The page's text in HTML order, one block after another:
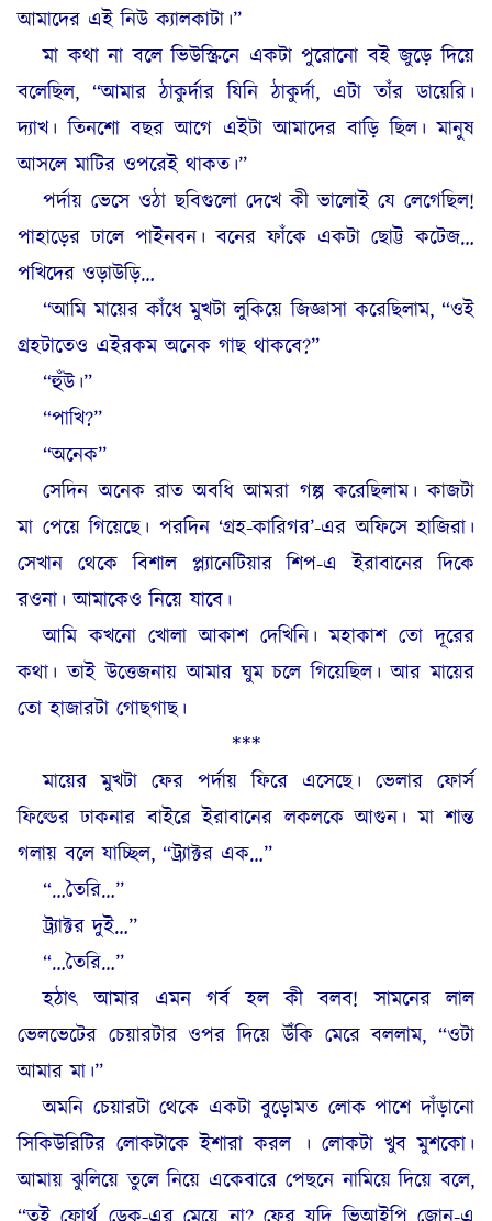
আমাদের এই নিউ ক্যালকাটা।”
মা কথা না বলে ভিউস্ক্রিনে একটা পুরোনো বই জুড়ে দিয়ে
বলেছিল, “আমার ঠাকুর্দার যিনি ঠাকুর্দা, এটা তাঁর ডায়েরি।
দ্যাখ। তিনশো বছর আগে এইটা আমাদের বাড়ি ছিল। মানুষ
আসলে মাটির ওপরেই থাকত।”
পর্দায় ভেসে ওঠা ছবিগুলো দেখে কী ভালোই যে লেগেছিল!
পাহাড়ের ঢালে পাইনবন। বনের ফাঁকে একটা ছোট্ট কটেজ…
পখিদের ওড়াউড়ি…
“আমি মায়ের কাঁধে মুখটা লুকিয়ে জিজ্ঞাসা করেছিলাম, “ওই
গ্রহটাতেও এইরকম অনেক গাছ থাকবে?”
“হুঁউ।”
“পাখি?”
“অনেক”
সেদিন অনেক রাত অবধি আমরা গল্প করেছিলাম। কাজটা
মা পেয়ে গিয়েছে। পরদিন ‘গ্রহ-কারিগর’-এর অফিসে হাজিরা।
সেখান থেকে বিশাল প্ল্যানেটিয়ার শিপ-এ ইরাবানের দিকে
রওনা। আমাকেও নিয়ে যাবে।
আমি কখনো খোলা আকাশ দেখিনি। মহাকাশ তো দূরের
কথা। তাই উত্তেজনায় আমার ঘুম চলে গিয়েছিল। আর মায়ের
তো হাজারটা গোছগাছ।
***
মায়ের মুখটা ফের পর্দায় ফিরে এসেছে। ভেলার ফোর্স
ফিল্ডের ঢাকনার বাইরে ইরাবানের লকলকে আগুন। মা শান্ত
গলায় বলে যাচ্ছিল, “ট্র্যাক্টর এক…”
“…তৈরি…”
ট্র্যাক্টর দুই…”
“…তৈরি…”
হঠাৎ আমার এমন গর্ব হল কী বলব! সামনের লাল
ভেলভেটের চেয়ারটার ওপর দিয়ে উঁকি মেরে বললাম, “ওটা
আমার মা।”
অমনি চেয়ারটা থেকে একটা বুড়োমত লোক পাশে দাঁড়ানো
সিকিউরিটির লোকটাকে ইশারা করল । লোকটা খুব মুশকো।
আমায় ঝুলিয়ে তুলে নিয়ে একেবারে পেছনে নামিয়ে দিয়ে বলে,